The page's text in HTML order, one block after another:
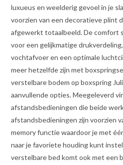
luxueus en weelderig gevoel in je
voorzien van een decoratieve plint
afgewerkt totaalbeeld. De comfort
voor een gelijkmatige
vochtafvoer en een optimale
meer hetzelfde zijn met
verstelbare bodem op boxspring
aanvullende opties. Meegeleverd
afstandsbedieningen die beide
afstandsbedieningen zijn voorzien
memory functie waardoor je met
naar je favoriete houding kunt
verstelbare bed komt ook met een